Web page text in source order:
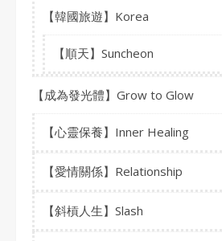
【韓國旅遊】Korea
【順天】Suncheon
【成為發光體】Grow to Glow
【心靈保養】Inner Healing
【愛情關係】Relationship
【斜槓人生】Slash